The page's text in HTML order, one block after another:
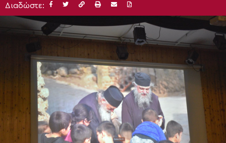
Διαδώστε: